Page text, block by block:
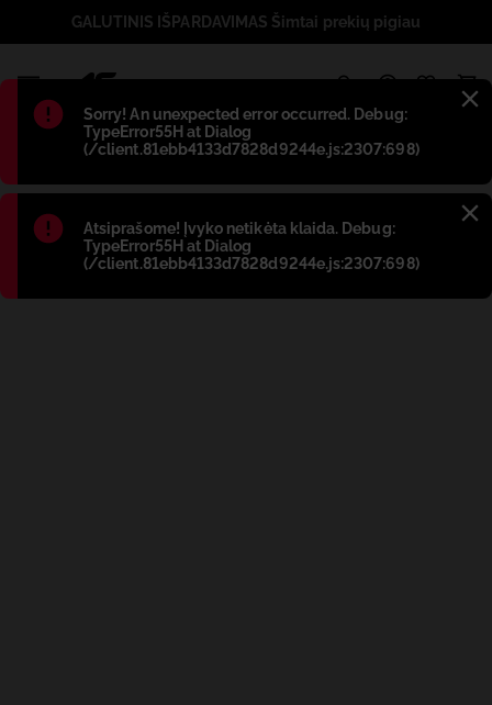
Błąd:
Sorry! An unexpected error occurred. Debug:
TypeError55H at Dialog
(/client.81ebb4133d7828d9244e.js:2307:698)
Błąd:
Atsiprašome! Įvyko netikėta klaida. Debug:
TypeError55H at Dialog
(/client.81ebb4133d7828d9244e.js:2307:698)
GALUTINIS IŠPARDAVIMAS Šimtai prekių pigiau